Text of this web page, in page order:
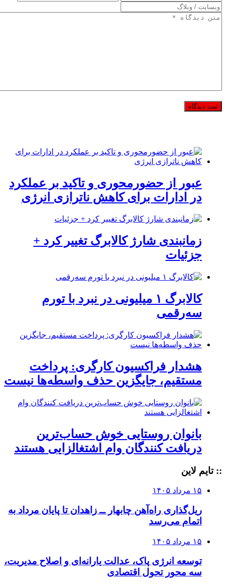
عبور از حضورمحوری و تاکید بر عملکرد
در ادارات برای کاهش ناترازی انرژی
زمانبندی شارژ کالابرگ تغییر کرد +
جزئیات
کالابرگ ۱ میلیونی در نبرد با تورم
سه‌رقمی
هشدار فراکسیون کارگری: پرداخت
مستقیم، جایگزین حذف واسطه‌ها نیست
بانوان روستایی خوش حساب‌ترین
دریافت کنندگان وام‌ اشتغالزایی هستند
:: تایم لاین
۱۵ مرداد ۱۴۰۵
ریل‌گذاری راه‌آهن چابهار ــ زاهدان تا پایان مرداد به
اتمام می‌رسد
۱۵ مرداد ۱۴۰۵
توسعه انرژی پاک، عدالت یارانه‌ای و اصلاح مدیریت،
سه محور تحول اقتصادی